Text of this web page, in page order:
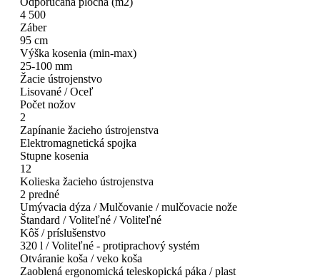
4 500
Záber
95 cm
Výška kosenia (min-max)
25-100 mm
Žacie ústrojenstvo
Lisované / Oceľ
Počet nožov
2
Zapínanie žacieho ústrojenstva
Elektromagnetická spojka
Stupne kosenia
12
Kolieska žacieho ústrojenstva
2 predné
Umývacia dýza / Mulčovanie / mulčovacie nože
Štandard / Voliteľné / Voliteľné
Kôš / príslušenstvo
320 l / Voliteľné - protiprachový systém
Otváranie koša / veko koša
Zaoblená ergonomická teleskopická páka / plast